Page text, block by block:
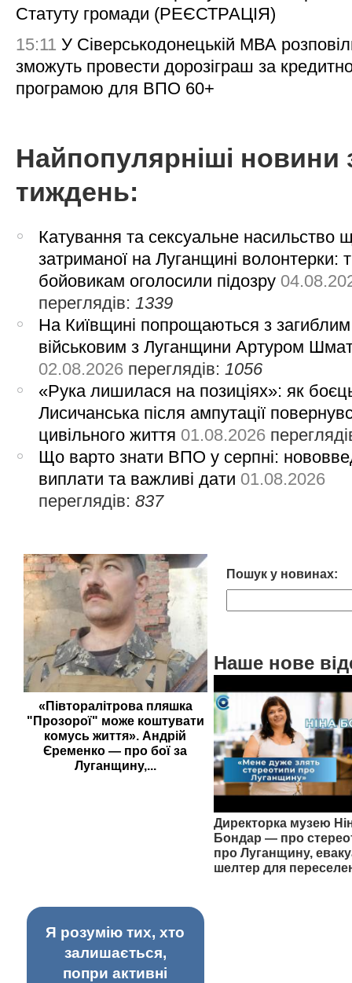
Статуту громади (РЕЄСТРАЦІЯ)
15:11 У Сіверськодонецькій МВА
зможуть провести дорозіграш за
програмою для ВПО 60+
Найпопулярніші новини
тиждень:
Катування та сексуальне насильство
затриманої на Луганщині волонтерки:
бойовикам оголосили підозру
переглядів:1339
На Київщині попрощаються з загиблим
військовим з Луганщини Артуром
02.08.2026 переглядів:1056
«Рука лишилася на позиціях»: як
Лисичанська після ампутації
цивільного життя 01.08.2026
Що варто знати ВПО у серпні:
виплати та важливі дати 01.08.2026
переглядів:837
«Півторалітрова пляшка
"Прозорої" може коштувати
комусь життя». Андрій
Єременко — про бої за
Луганщину,...
Пошук у новинах:
Наше нове
Директорка музею
Бондар — про
про Луганщину,
шелтер для
Я розумію тих, хто
залишається,
попри активні